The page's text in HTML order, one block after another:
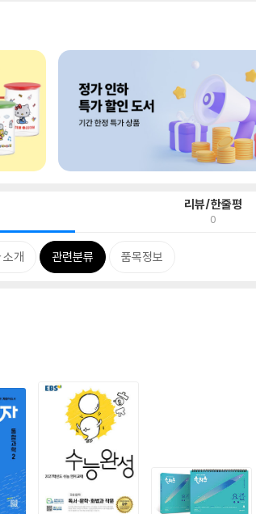
리뷰/한줄평
0
소개 관련분류 품목정보